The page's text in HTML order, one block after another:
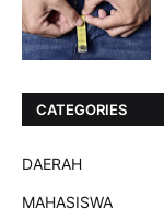
CATEGORIES
DAERAH
MAHASISWA